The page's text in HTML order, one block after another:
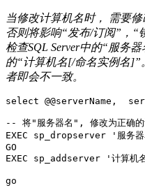
当修改计算机名时， 需要修
否则将影响“发布/订阅”，“
检查SQL Server中的“服务
的“计算机名[/命名实例名
者即会不一致。
select @@serverName,
-- 将"服务器名", 修改为正确的
EXEC sp_dropserver '服
GO
EXEC sp_addserver '计算